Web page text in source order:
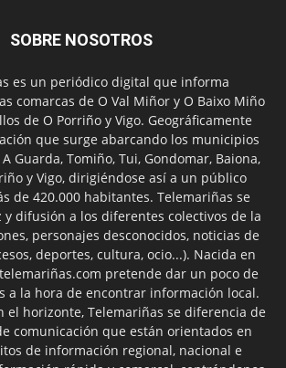
SOBRE NOSOTROS
es un periódico digital que informa
comarcas de O Val Miñor y O Baixo Miño
de O Porriño y Vigo. Geográficamente
que surge abarcando los municipios
Guarda, Tomiño, Tui, Gondomar, Baiona,
y Vigo, dirigiéndose así a un público
de 420.000 habitantes. Telemariñas se
y difusión a los diferentes colectivos de la
personajes desconocidos, noticias de
deportes, cultura, ocio...). Nacida en
pretende dar un poco de
a la hora de encontrar información local.
el horizonte, Telemariñas se diferencia de
comunicación que están orientados en
de información regional, nacional e